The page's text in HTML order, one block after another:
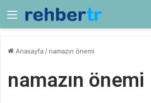
Menü
Anasayfa / namazın önemi
namazın önemi